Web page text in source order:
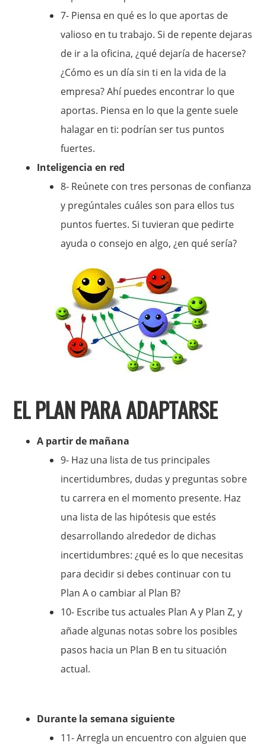
7- Piensa en qué es lo que aportas de
valioso en tu trabajo. Si de repente dejaras
de ir a la oficina, ¿qué dejaría de hacerse?
¿Cómo es un día sin ti en la vida de la
empresa? Ahí puedes encontrar lo que
aportas. Piensa en lo que la gente suele
halagar en ti: podrían ser tus puntos
fuertes.
Inteligencia en red
8- Reúnete con tres personas de confianza
y pregúntales cuáles son para ellos tus
puntos fuertes. Si tuvieran que pedirte
ayuda o consejo en algo, ¿en qué sería?
EL PLAN PARA ADAPTARSE
A partir de mañana
9- Haz una lista de tus principales
incertidumbres, dudas y preguntas sobre
tu carrera en el momento presente. Haz
una lista de las hipótesis que estés
desarrollando alrededor de dichas
incertidumbres: ¿qué es lo que necesitas
para decidir si debes continuar con tu
Plan A o cambiar al Plan B?
10- Escribe tus actuales Plan A y Plan Z, y
añade algunas notas sobre los posibles
pasos hacia un Plan B en tu situación
actual.
Durante la semana siguiente
11- Arregla un encuentro con alguien que